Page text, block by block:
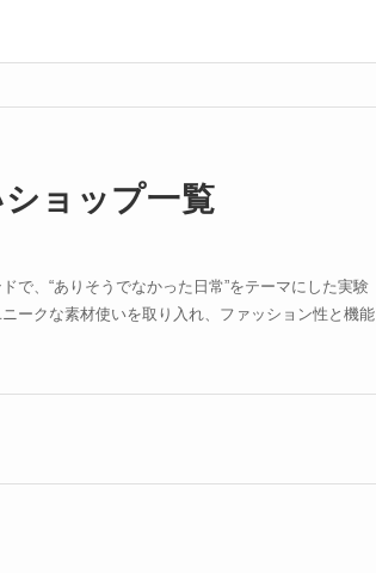
ョップ一覧
で、“ありそうでなかった日常”をテーマにした実験
ークな素材使いを取り入れ、ファッション性と機能